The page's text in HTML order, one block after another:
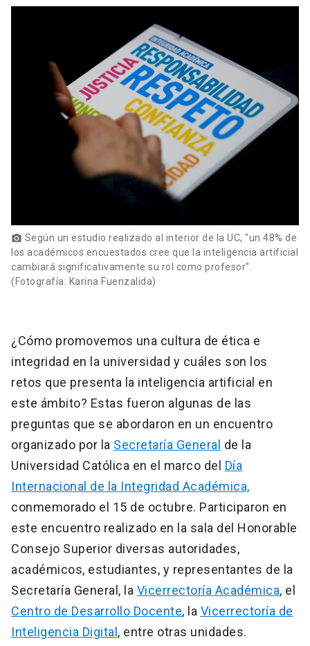
Alumni launch
launch
Biblioteca launch
Donaciones launch
photo_camera Según un estudio realizado al interior de la UC, "un 48% de
los académicos encuestados cree que la inteligencia artificial
cambiará significativamente su rol como profesor”.
(Fotografía: Karina Fuenzalida)
¿Cómo promovemos una cultura de ética e
integridad en la universidad y cuáles son los
retos que presenta la inteligencia artificial en
este ámbito? Estas fueron algunas de las
preguntas que se abordaron en un encuentro
organizado por la Secretaría General de la
Universidad Católica en el marco del Día
Internacional de la Integridad Académica,
conmemorado el 15 de octubre. Participaron en
este encuentro realizado en la sala del Honorable
Consejo Superior diversas autoridades,
académicos, estudiantes, y representantes de la
Secretaría General, la Vicerrectoría Académica, el
Centro de Desarrollo Docente, la Vicerrectoría de
Inteligencia Digital , entre otras unidades.